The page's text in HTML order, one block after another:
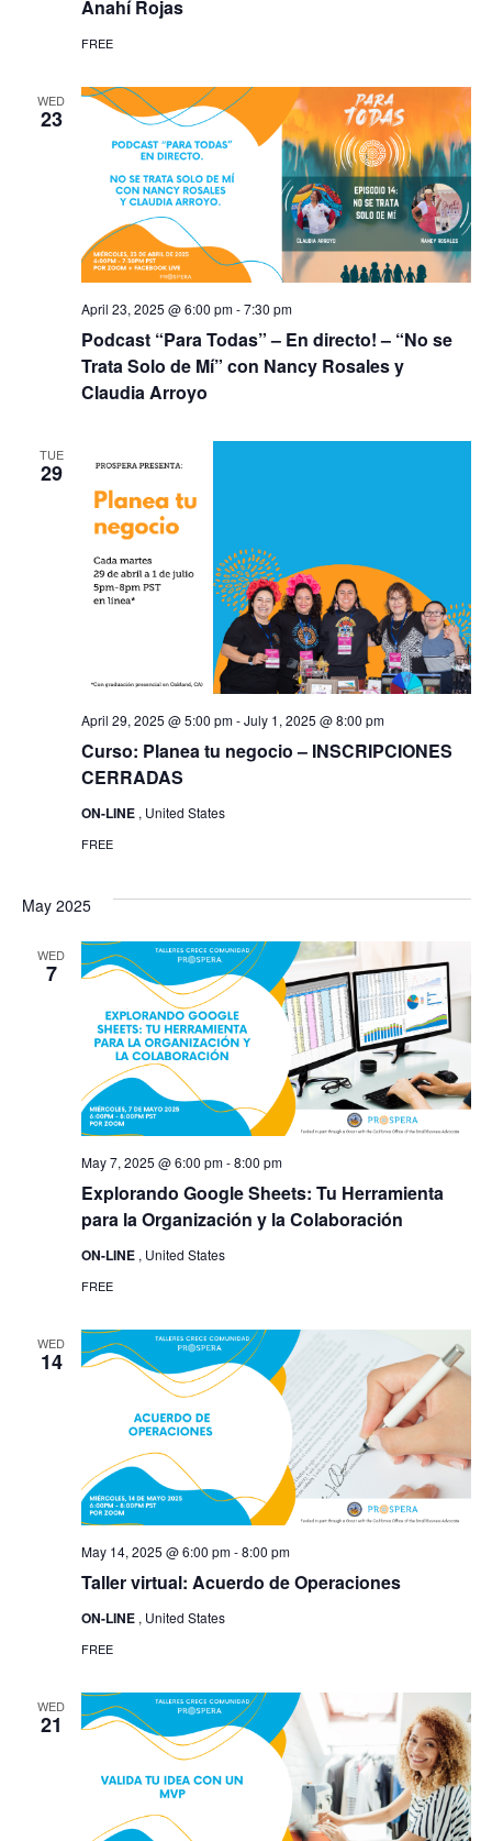
Anahí Rojas
FREE
WED
23
Podcast “Para Todas” – En directo! – “No se
Trata Solo de Mí” con Nancy Rosales y
Claudia Arroyo
April 23, 2025 @ 6:00 pm-7:30 pm
TUE
29
Curso: Planea tu negocio – INSCRIPCIONES
CERRADAS
April 29, 2025 @ 5:00 pm-July 1, 2025 @ 8:00 pm
ON-LINE , United States
FREE
May 2025
WED
7
Explorando Google Sheets: Tu Herramienta
para la Organización y la Colaboración
May 7, 2025 @ 6:00 pm-8:00 pm
ON-LINE , United States
FREE
WED
14
Taller virtual: Acuerdo de Operaciones
May 14, 2025 @ 6:00 pm-8:00 pm
ON-LINE , United States
FREE
WED
21